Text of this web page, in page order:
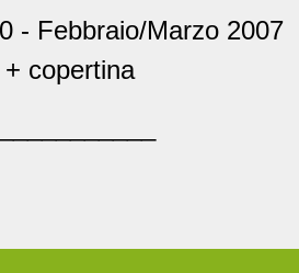
- Febbraio/Marzo 2007
copertina